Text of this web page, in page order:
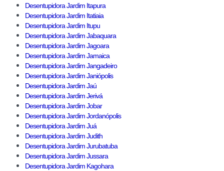
Desentupidora Jardim Itapura
Desentupidora Jardim Itatiaia
Desentupidora Jardim Itupu
Desentupidora Jardim Jabaquara
Desentupidora Jardim Jagoara
Desentupidora Jardim Jamaica
Desentupidora Jardim Jangadeiro
Desentupidora Jardim Janiópolis
Desentupidora Jardim Jaú
Desentupidora Jardim Jerivá
Desentupidora Jardim Jobar
Desentupidora Jardim Jordanópolis
Desentupidora Jardim Juá
Desentupidora Jardim Judith
Desentupidora Jardim Jurubatuba
Desentupidora Jardim Jussara
Desentupidora Jardim Kagohara